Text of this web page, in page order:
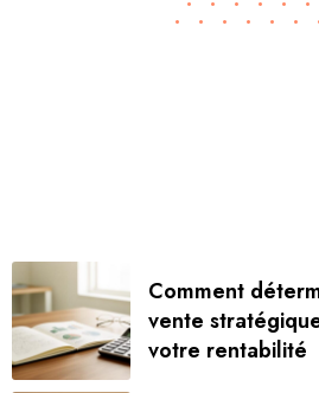
Comment
vente
votre rentabilité